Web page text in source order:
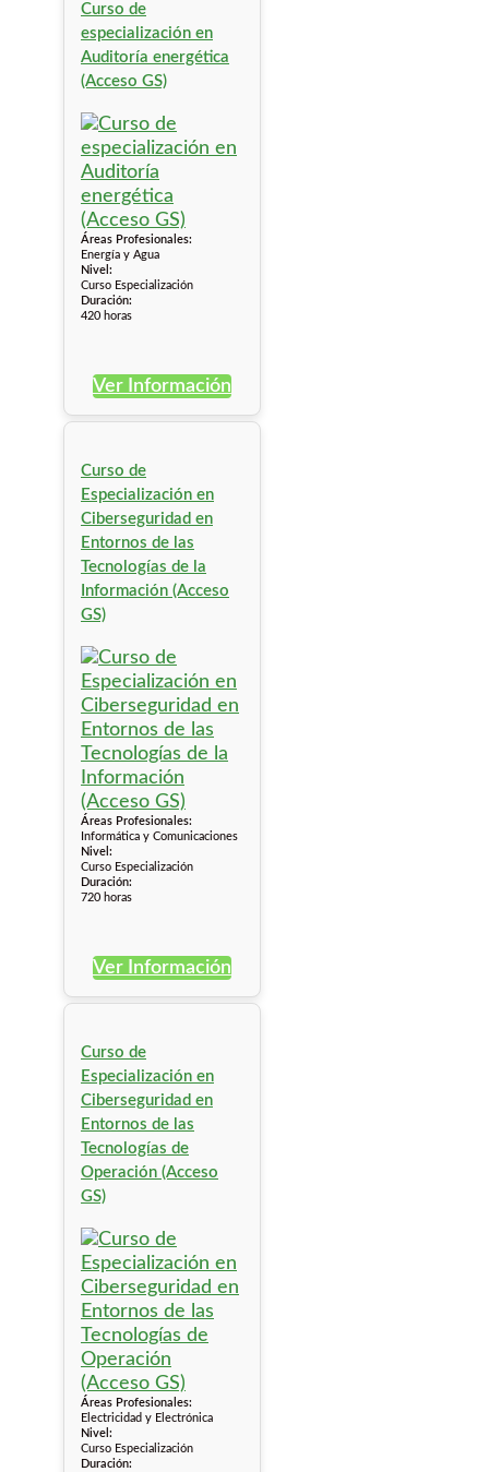
Curso de
especialización en
Auditoría energética
(Acceso GS)
Áreas Profesionales:
Energía y Agua
Nivel:
Curso Especialización
Duración:
420 horas
Ver Información
Curso de
Especialización en
Ciberseguridad en
Entornos de las
Tecnologías de la
Información (Acceso
GS)
Áreas Profesionales:
Informática y Comunicaciones
Nivel:
Curso Especialización
Duración:
720 horas
Ver Información
Curso de
Especialización en
Ciberseguridad en
Entornos de las
Tecnologías de
Operación (Acceso
GS)
Áreas Profesionales:
Electricidad y Electrónica
Nivel:
Curso Especialización
Duración: